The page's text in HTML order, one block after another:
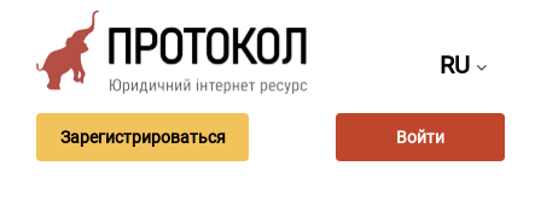
RU
Зарегистрироваться Войти